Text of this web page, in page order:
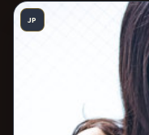
JP